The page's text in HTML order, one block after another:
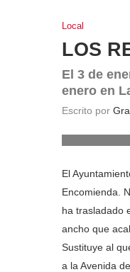
Local
LOS
El 3 de
enero en
Escrito por
El
Encomienda.
ha trasladado
ancho que
Sustituye al
a la Avenida